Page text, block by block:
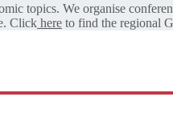
topics. We organise
Click here to find the regional